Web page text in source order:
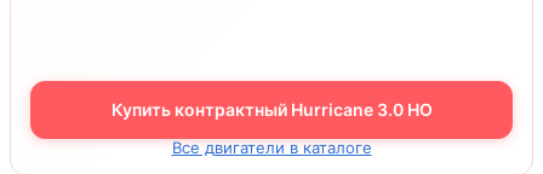
Купить контрактный Hurricane 3.0 HO
Все двигатели в каталоге